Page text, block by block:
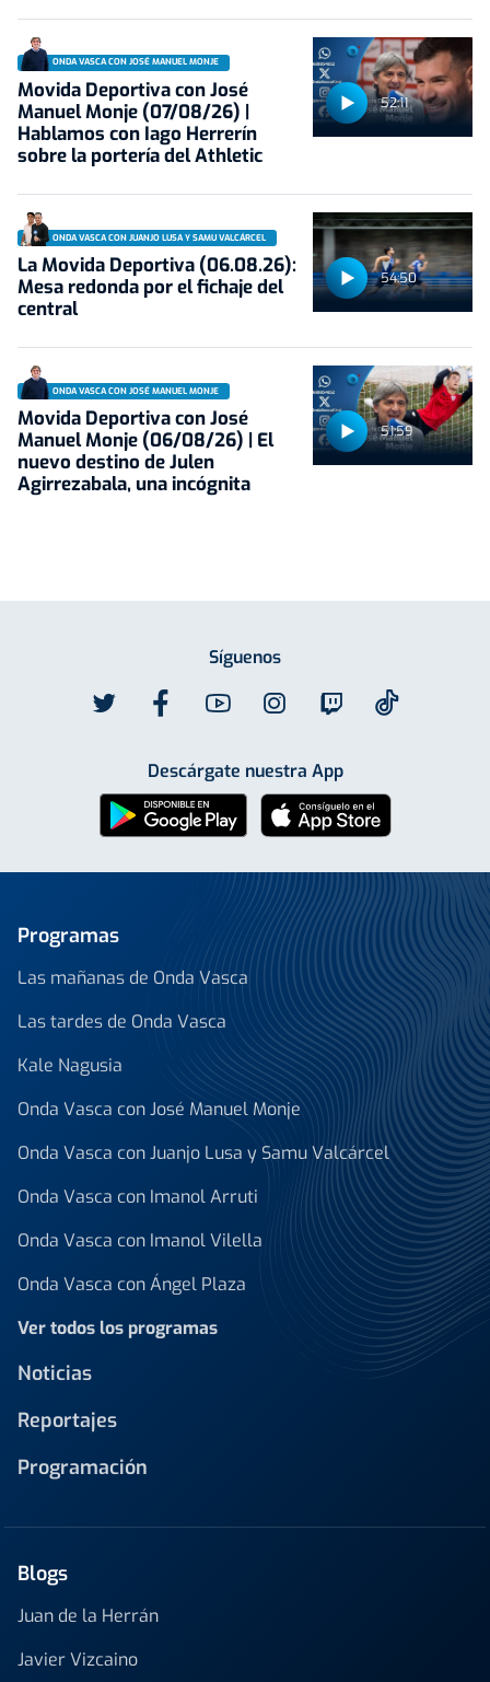
52:11
ONDA VASCA CON JOSÉ MANUEL MONJE
Movida Deportiva con José
Manuel Monje (07/08/26) |
Hablamos con Iago Herrerín
sobre la portería del Athletic
54:50
ONDA VASCA CON JUANJO LUSA Y SAMU VALCÁRCEL
La Movida Deportiva (06.08.26):
Mesa redonda por el fichaje del
central
51:59
ONDA VASCA CON JOSÉ MANUEL MONJE
Movida Deportiva con José
Manuel Monje (06/08/26) | El
nuevo destino de Julen
Agirrezabala, una incógnita
Síguenos
Descárgate nuestra App
Programas
Las mañanas de Onda Vasca
Las tardes de Onda Vasca
Kale Nagusia
Onda Vasca con José Manuel Monje
Onda Vasca con Juanjo Lusa y Samu Valcárcel
Onda Vasca con Imanol Arruti
Onda Vasca con Imanol Vilella
Onda Vasca con Ángel Plaza
Ver todos los programas
Noticias
Reportajes
Programación
Blogs
Juan de la Herrán
Javier Vizcaino